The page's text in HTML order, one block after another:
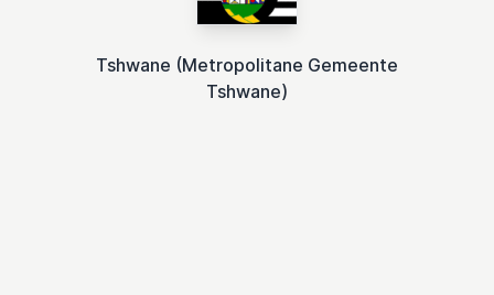
Tshwane (Metropolitane Gemeente
Tshwane)